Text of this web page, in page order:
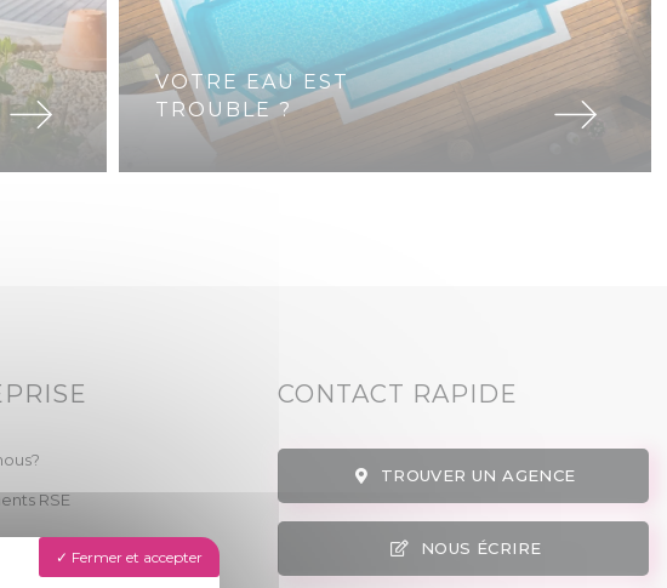
VOTRE EAU EST
TROUBLE ?
RSE
CONTACT RAPIDE
TROUVER UN AGENCE
NOUS ÉCRIRE
Fermer et accepter